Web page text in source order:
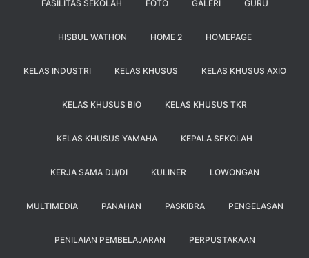
FASILITAS SEKOLAH FOTO GALERI GURU
HISBUL WATHON HOME 2 HOMEPAGE
KELAS INDUSTRI KELAS KHUSUS KELAS KHUSUS AXIO
KELAS KHUSUS BIO KELAS KHUSUS TKR
KELAS KHUSUS YAMAHA KEPALA SEKOLAH
KERJA SAMA DU/DI KULINER LOWONGAN
MULTIMEDIA PANAHAN PASKIBRA PENGELASAN
PENILAIAN PEMBELAJARAN PERPUSTAKAAN